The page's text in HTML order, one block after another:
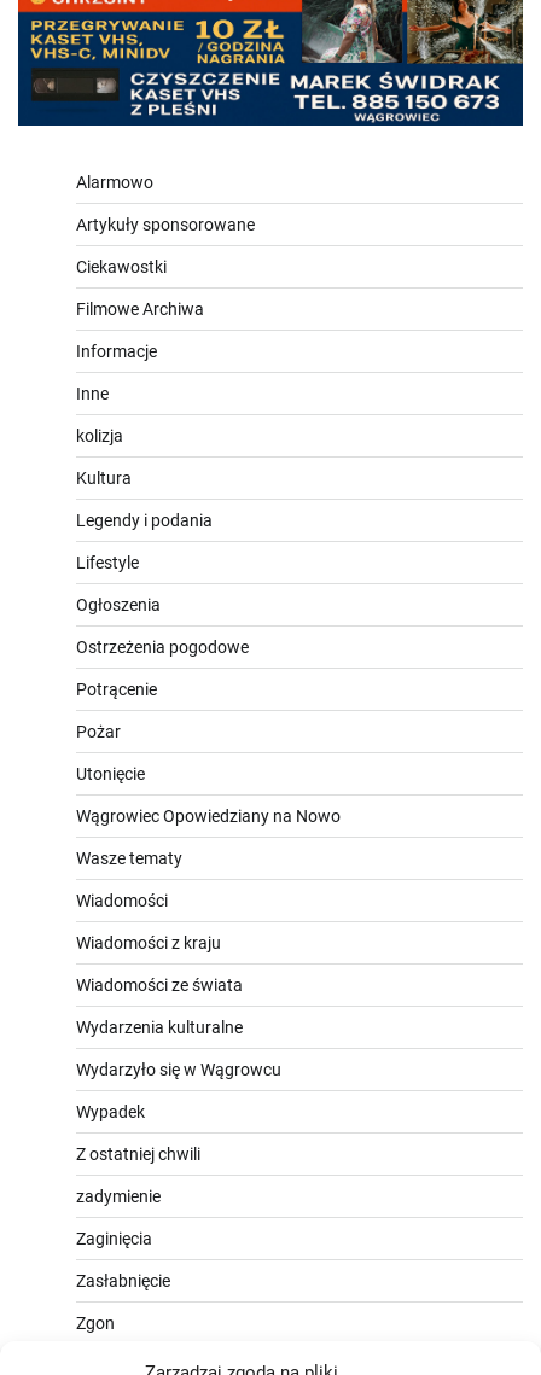
Alarmowo
Artykuły sponsorowane
Ciekawostki
Filmowe Archiwa
Informacje
Inne
kolizja
Kultura
Legendy i podania
Lifestyle
Ogłoszenia
Ostrzeżenia pogodowe
Potrącenie
Pożar
Utonięcie
Wągrowiec Opowiedziany na Nowo
Wasze tematy
Wiadomości
Wiadomości z kraju
Wiadomości ze świata
Wydarzenia kulturalne
Wydarzyło się w Wągrowcu
Wypadek
Z ostatniej chwili
zadymienie
Zaginięcia
Zasłabnięcie
Zgon